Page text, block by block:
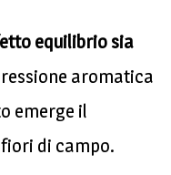
equilibrio sia
aromatica
emerge il
di campo.